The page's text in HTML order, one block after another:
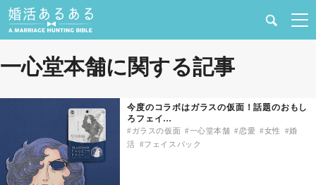
健康
出会い
一心堂本舗に関する記事
今度のコラボはガラスの仮面！話題のおもし
ろフェイ…
ガラスの仮面 一心堂本舗 恋愛 女性
婚
活
フェイスパック